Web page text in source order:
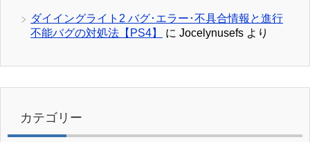
ダイイングライト2 バグ･エラー･不具合情報と進行
不能バグの対処法【PS4】
に Jocelynusefs より
カテゴリー